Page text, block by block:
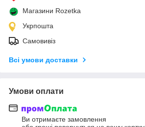
Магазини Rozetka
Укрпошта
Самовивіз
Всі умови доставки
Умови оплати
Ви отримаєте замовлення